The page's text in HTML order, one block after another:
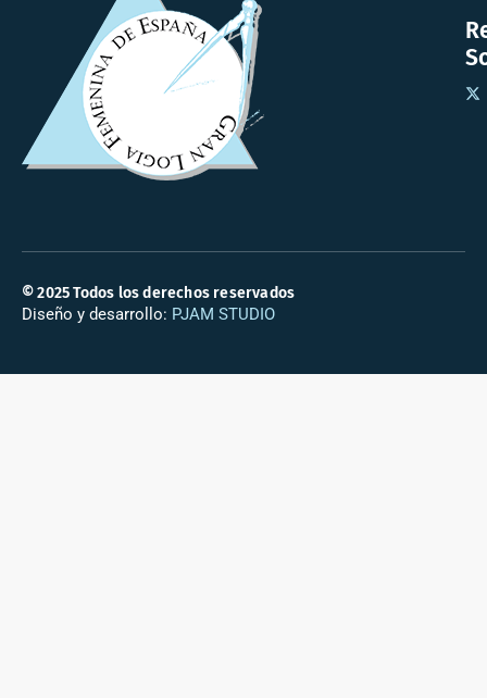
© 2025 Todos los derechos reservados
Diseño y desarrollo: PJAM STUDIO